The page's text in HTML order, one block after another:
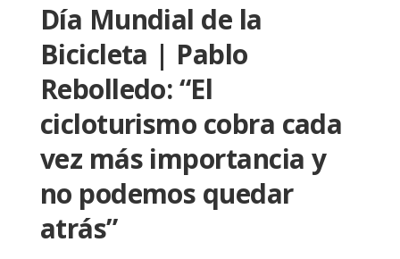
Día Mundial de la
Bicicleta | Pablo
Rebolledo: “El
cicloturismo cobra cada
vez más importancia y
no podemos quedar
atrás”